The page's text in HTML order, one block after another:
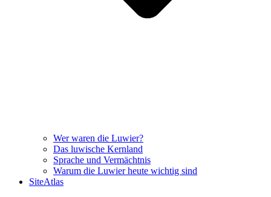
Wer waren die Luwier?
Das luwische Kernland
Sprache und Vermächtnis
Warum die Luwier heute wichtig sind
SiteAtlas